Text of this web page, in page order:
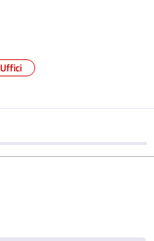
Uffici